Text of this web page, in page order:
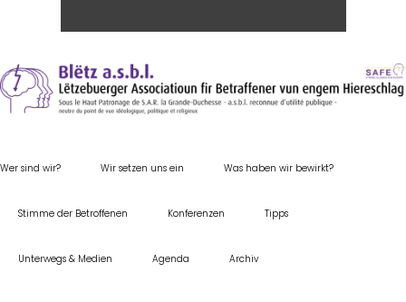
Wer sind wir? Wir setzen uns ein Was haben wir bewirkt?
Stimme der Betroffenen Konferenzen Tipps
Unterwegs & Medien Agenda Archiv